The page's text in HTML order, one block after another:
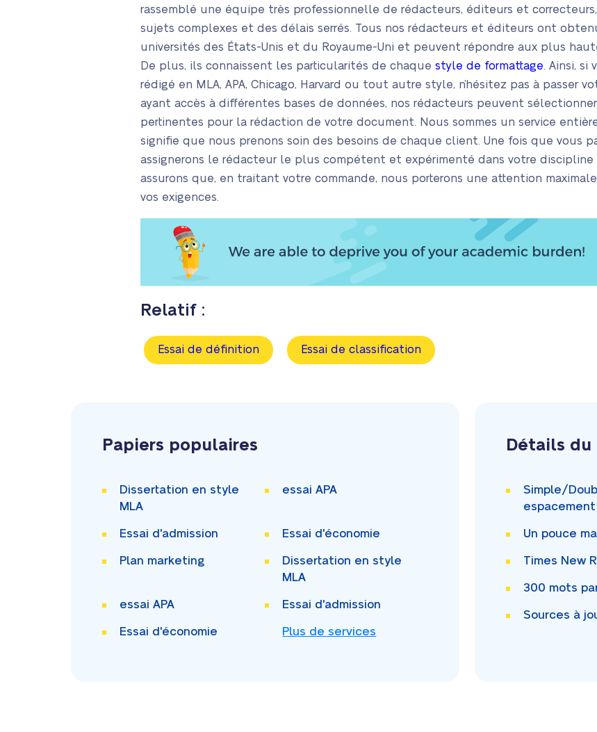
rassemblé une équipe très professionnelle de rédacteurs, éditeurs et
sujets complexes et des délais serrés. Tous nos rédacteurs et éditeurs ont
universités des États-Unis et du Royaume-Uni et peuvent répondre aux plus
De plus, ils connaissent les particularités de chaque style de formattage. Ainsi, si
rédigé en MLA, APA, Chicago, Harvard ou tout autre style, n’hésitez pas à passer
ayant accès à différentes bases de données, nos rédacteurs peuvent
pertinentes pour la rédaction de votre document. Nous sommes un service
signifie que nous prenons soin des besoins de chaque client. Une fois que vous
assignerons le rédacteur le plus compétent et expérimenté dans votre discipline
assurons que, en traitant votre commande, nous porterons une attention
vos exigences.
Relatif :
Essai de définition Essai de classification
Papiers populaires
Dissertation en style
MLA
essai APA
Essai d'admission Essai d'économie
Plan marketing
Dissertation en style
MLA
essai APA Essai d'admission
Essai d'économie Plus de services
Détails du
Simple/
espacement
Un pouce
Times New
300 mots
Sources à